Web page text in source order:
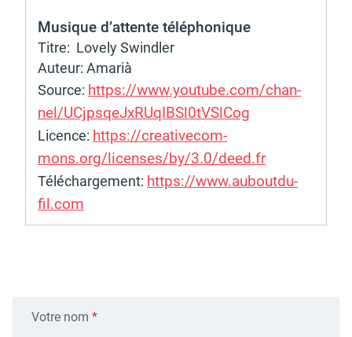
Musique d’at­tente télé­pho­nique
Titre:  Lovely Swind­ler
Auteur: Amarià
Source: https://www.youtube.com/chan­
nel/UCjpsqeJx­RUqIBSl0tVSl­Cog
Licence: https://crea­ti­ve­com­
mons.org/licenses/by/3.0/deed.fr
Télé­char­ge­ment: https://www.aubout­du­
fil.com
Votre nom